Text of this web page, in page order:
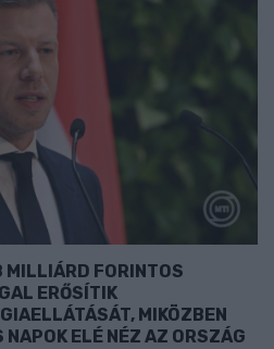
MILLIÁRD FORINTOS
ERŐSÍTIK
MIKÖZBEN
ELÉ NÉZ AZ ORSZÁG